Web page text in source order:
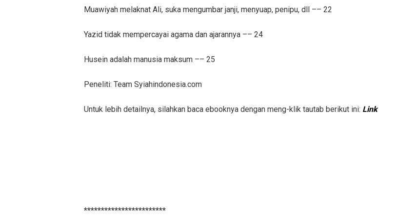
Muawiyah melaknat Ali, suka mengumbar janji, menyuap, penipu, dll –– 22
Yazid tidak mempercayai agama dan ajarannya –– 24
Husein adalah manusia maksum –– 25
Peneliti: Team Syiahindonesia.com
Untuk lebih detailnya, silahkan baca ebooknya dengan meng-klik tautab berikut ini: Link
************************